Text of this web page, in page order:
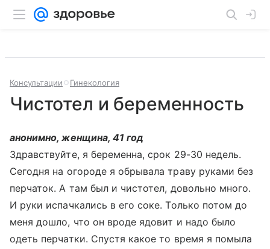
Консультации Гинекология
Чистотел и беременность
анонимно, женщина, 41 год
Здравствуйте, я беременна, срок 29-30 недель.
Сегодня на огороде я обрывала траву руками без
перчаток. А там был и чистотел, довольно много.
И руки испачкались в его соке. Только потом до
меня дошло, что он вроде ядовит и надо было
одеть перчатки. Спустя какое то время я помыла